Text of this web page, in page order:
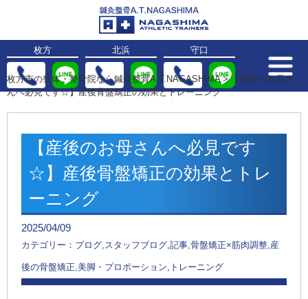
枚方 北浜 守口
枚方市の整体・整骨院なら鍼灸整骨A.T.NAGASHIMA>【産後のお母さ
んへ必見です☆】産後骨盤矯正の効果とトレーニング
【産後のお母さんへ必見です
☆】産後骨盤矯正の効果とトレ
ーニング
2025/04/09
カテゴリー：ブログ,スタッフブログ,記事,骨盤矯正×筋肉調整,産
後の骨盤矯正,美脚・プロポーション,トレーニング